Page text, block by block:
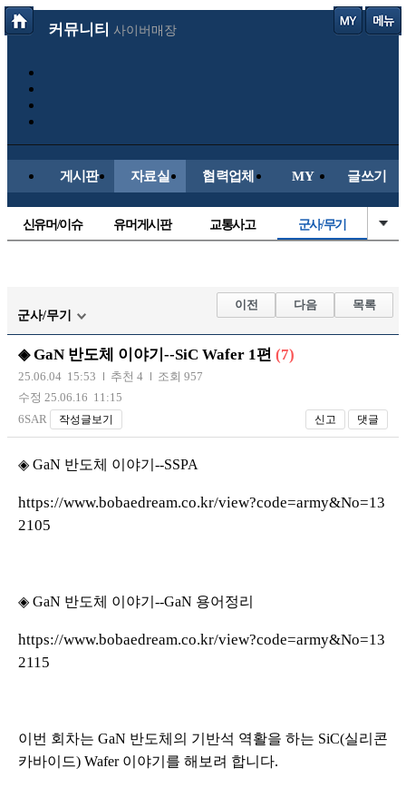
커뮤니티 사이버매장
게시판 자료실 협력업체 MY 글쓰기
신유머/이슈 유머게시판 교통사고 군사/무기
레이싱모델 자유사진
트럭/버스
장착시공사진
군사/무기
이전 다음 목록
◈ GaN 반도체 이야기--SiC Wafer 1편 (7)
25.06.04 15:53 추천 4
조회 957
수정 25.06.16 11:15
6SAR
작성글보기 신고 댓글
◈ GaN 반도체 이야기--SSPA
https://www.bobaedream.co.kr/view?code=army&No=13
2105
◈ GaN 반도체 이야기--GaN 용어정리
https://www.bobaedream.co.kr/view?code=army&No=13
2115
이번 회차는 GaN 반도체의 기반석 역활을 하는 SiC(실리콘
카바이드) Wafer 이야기를 해보려 합니다.